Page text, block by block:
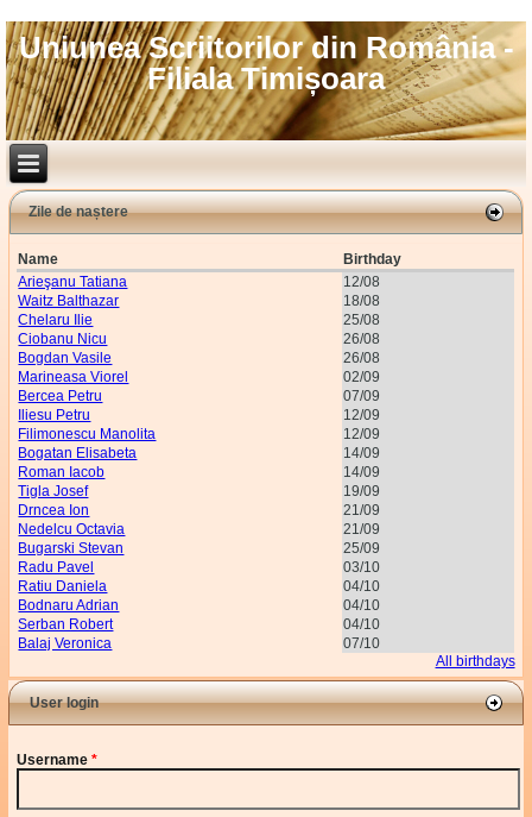
Uniunea Scriitorilor din România -
Filiala Timișoara
Zile de naștere
Name
Birthday
Arieşanu Tatiana
12/08
Waitz Balthazar
18/08
Chelaru Ilie
25/08
Ciobanu Nicu
26/08
Bogdan Vasile
26/08
Marineasa Viorel
02/09
Bercea Petru
07/09
Iliesu Petru
12/09
Filimonescu Manolita
12/09
Bogatan Elisabeta
14/09
Roman Iacob
14/09
Tigla Josef
19/09
Drncea Ion
21/09
Nedelcu Octavia
21/09
Bugarski Stevan
25/09
Radu Pavel
03/10
Ratiu Daniela
04/10
Bodnaru Adrian
04/10
Serban Robert
04/10
Balaj Veronica
07/10
All birthdays
User login
Username*